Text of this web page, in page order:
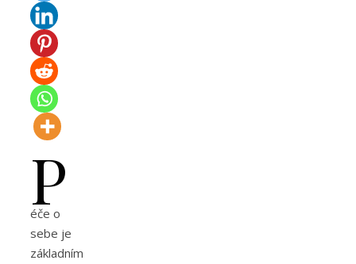
P
éče o
sebe je
základním